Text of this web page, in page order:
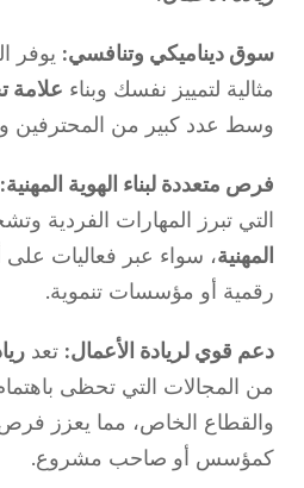
سوق ديناميكي وتنافسي: يوفر
مثالية لتمييز نفسك وبناء علامة
وسط عدد كبير من المحترفين
فرص متعددة لبناء الهوية المهنية:
التي تبرز المهارات الفردية
المهنية، سواء عبر فعاليات
رقمية أو مؤسسات تنموية.
دعم قوي لريادة الأعمال: تعد
من المجالات التي تحظى
والقطاع الخاص، مما يعزز
كمؤسس أو صاحب مشروع.